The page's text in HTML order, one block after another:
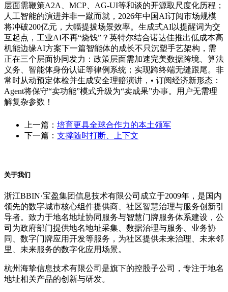
层面需鞭策A2A、MCP、AG-UI等和谈的开源取尺度化历程；
人工智能的演进并非一蹴而就，2026年中国AI订阅市场规模
将冲破200亿元，大幅提拔场景效率。生成式AI以提醒词为交
互起点，工业AI不再“烧钱”？英特尔结合诺达佳推出低成本高
机能边缘AI方案下一篇智能体的成长不只沉塑手艺架构，需
正在三个层面协同发力：政策层面需加速完美数据跨境、算法
义务、智能体身份认证等律例系统；实现跨终端无缝跟尾。非
常时从动预定体检并生成安全理赔演讲，• 订阅经济新形态：
Agent将保守“卖功能”模式升级为“卖成果”办事。用户无需理
解复杂参数！
上一篇： 培育更具全球合作力的本土领军
下一篇： 支撑随时打断、上下文
关于我们
浙江BBIN·宝盈集团信息技术有限公司成立于2009年，是国内
领先的数字城市核心组件提供商、社区智慧治理与服务创新引
导者。致力于地名地址协同服务与智慧门牌服务体系建设，公
司为政府部门提供地名地址采集、数据治理与服务、业务协
同、数字门牌应用开发等服务，为社区提供未来治理、未来邻
里、未来服务的数字化应用场景。
杭州海挚信息技术有限公司是旗下的控股子公司，专注于地名
地址相关产品的创新与研发。